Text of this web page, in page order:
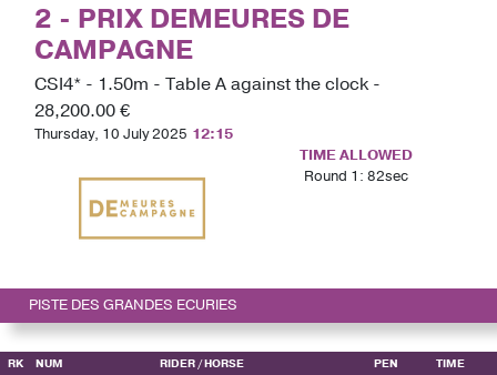
2 - PRIX DEMEURES DE
CAMPAGNE
CSI4* - 1.50m - Table A against the clock -
28,200.00 €
Thursday, 10 July 2025 12:15
TIME ALLOWED
Round 1: 82sec
PISTE DES GRANDES ECURIES
RK NUM RIDER / HORSE PEN TIME